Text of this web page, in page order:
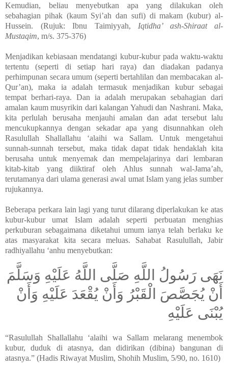
Kemudian, beliau menyebutkan apa yang dilakukan oleh
sebahagian pihak (kaum Syi’ah dan sufi) di makam (kubur) al-
Hussein. (Rujuk: Ibnu Taimiyyah, Iqtidha’ ash-Shiraat al-
Mustaqim, m/s. 375-376)
Menjadikan kebiasaan mendatangi kubur-kubur pada waktu-waktu
tertentu (seperti di setiap hari raya) dan diadakan padanya
perhimpunan secara umum (seperti bertahlilan dan membacakan al-
Qur’an), maka ia adalah termasuk menjadikan kubur sebagai
tempat berhari-raya. Dan ia adalah merupakan sebahagian dari
amalan kaum musyrikin dari kalangan Yahudi dan Nashrani. Maka,
kita perlulah berusaha menjauhi amalan dan adat tersebut lalu
mencukupkannya dengan sekadar apa yang disunnahkan oleh
Rasulullah Shallallahu ‘alaihi wa Sallam. Untuk mengetahui
sunnah-sunnah tersebut, maka tidak dapat tidak hendaklah kita
berusaha untuk menyemak dan mempelajarinya dari lembaran
kitab-kitab yang diiktiraf oleh Ahlus sunnah wal-Jama’ah,
terutamanya dari ulama generasi awal umat Islam yang jelas sumber
rujukannya.
Beberapa perkara lain lagi yang turut dilarang diperlakukan ke atas
kubur-kubur umat Islam adalah seperti perbuatan menghias
perkuburan sebagaimana diketahui umum ianya telah berlaku ke
atas masyarakat kita secara meluas. Sahabat Rasulullah, Jabir
radhiyallahu ‘anhu menyebutkan:
نَهَى رَسُولُ اللَّهِ صَلَّى اللَّهُ عَلَيْهِ وَسَلَّمَ
أَنْ يُجَصَّصَ الْقَبْرُ وَأَنْ يُقْعَدَ عَلَيْهِ وَأَنْ
يُبْنَى عَلَيْهِ
“Rasulullah Shallallahu ‘alaihi wa Sallam melarang menembok
kubur, duduk di atasnya, dan didirikan (dibina) bangunan di
atasnya.” (Hadis Riwayat Muslim, Shohih Muslim, 5/90, no. 1610)